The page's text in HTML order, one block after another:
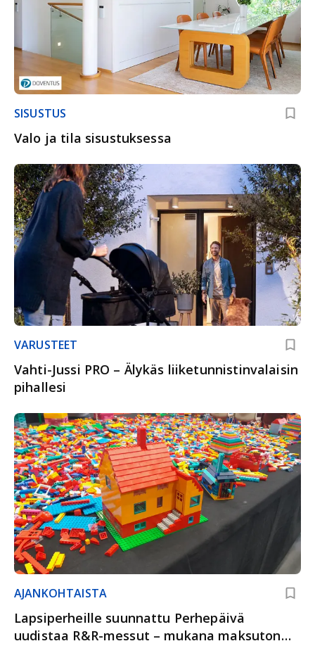
SISUSTUS
Valo ja tila sisustuksessa
VARUSTEET
Vahti-Jussi PRO – Älykäs liiketunnistinvalaisin
pihallesi
AJANKOHTAISTA
Lapsiperheille suunnattu Perhepäivä
uudistaa R&R-messut – mukana maksuton